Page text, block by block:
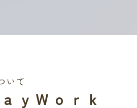
いて
ｙＷｏｒｋ